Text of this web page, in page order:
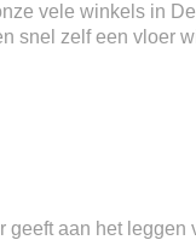
vele winkels in
snel zelf een vloer
aan het